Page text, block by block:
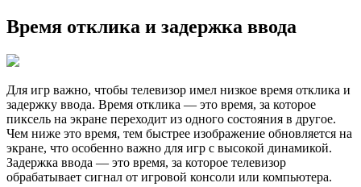
Время отклика и задержка ввода
Для игр важно, чтобы телевизор имел низкое время отклика и
задержку ввода. Время отклика — это время, за которое
пиксель на экране переходит из одного состояния в другое.
Чем ниже это время, тем быстрее изображение обновляется на
экране, что особенно важно для игр с высокой динамикой.
Задержка ввода — это время, за которое телевизор
обрабатывает сигнал от игровой консоли или компьютера.